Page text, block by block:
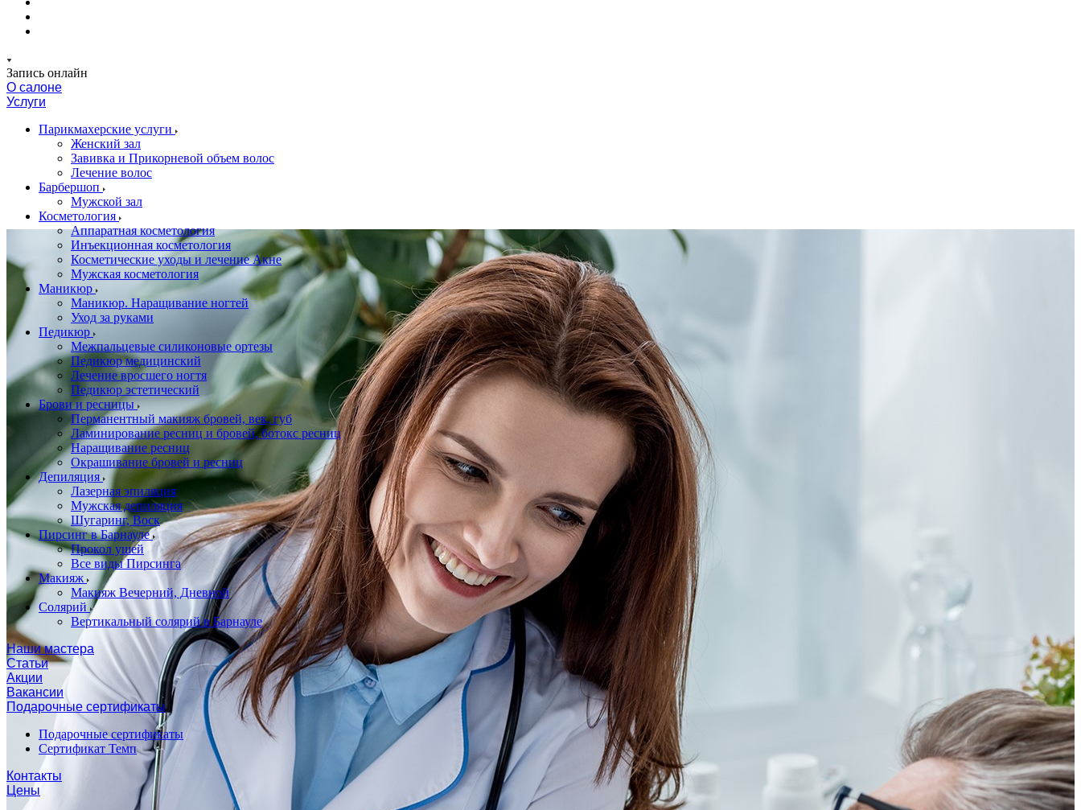
Запись онлайн
О салоне
Услуги
Парикмахерские услуги
Женский зал
Завивка и Прикорневой объем волос
Лечение волос
Барбершоп
Мужской зал
Косметология
Аппаратная косметология
Инъекционная косметология
Косметические уходы и лечение Акне
Мужская косметология
Маникюр
Маникюр. Наращивание ногтей
Уход за руками
Педикюр
Межпальцевые силиконовые ортезы
Педикюр медицинский
Лечение вросшего ногтя
Педикюр эстетический
Брови и ресницы
Перманентный макияж бровей, век, губ
Ламинирование ресниц и бровей, бoтoкс ресниц
Наращивание ресниц
Окрашивание бровей и ресниц
Депиляция
Лазерная эпиляция
Мужская депиляция
Шугаринг, Воск
Пирсинг в Барнауле
Прокол ушей
Все виды Пирсинга
Макияж
Макияж Вечерний, Дневной
Солярий
Вертикальный солярий в Барнауле
Наши мастера
Статьи
Акции
Вакансии
Подарочные сертификаты
Подарочные сертификаты
Сертификат Темп
Контакты
Цены